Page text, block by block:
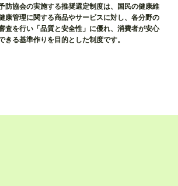
防協会の実施する推奨選定制度は、国民の健康維
康管理に関する商品やサービスに対し、各分野の
査を行い「品質と安全性」に優れ、消費者が安心
きる基準作りを目的とした制度です。